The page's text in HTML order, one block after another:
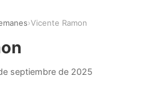
›Vicente Ramon
septiembre de 2025